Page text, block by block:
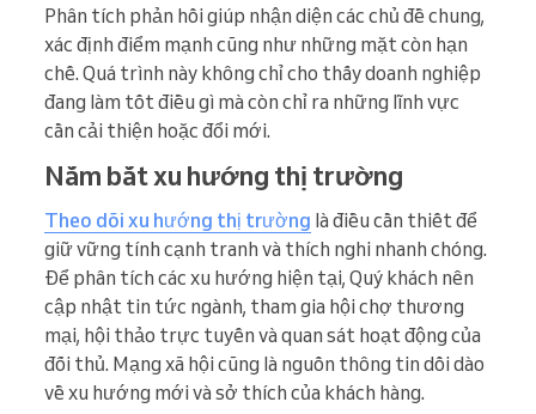
Phân tích phản hồi giúp nhận diện các chủ đề chung,
xác định điểm mạnh cũng như những mặt còn hạn
chế. Quá trình này không chỉ cho thấy doanh nghiệp
đang làm tốt điều gì mà còn chỉ ra những lĩnh vực
cần cải thiện hoặc đổi mới.
Nắm bắt xu hướng thị trường
Theo dõi xu hướng thị trường là điều cần thiết để
giữ vững tính cạnh tranh và thích nghi nhanh chóng.
Để phân tích các xu hướng hiện tại, Quý khách nên
cập nhật tin tức ngành, tham gia hội chợ thương
mại, hội thảo trực tuyến và quan sát hoạt động của
đối thủ. Mạng xã hội cũng là nguồn thông tin dồi dào
về xu hướng mới và sở thích của khách hàng.